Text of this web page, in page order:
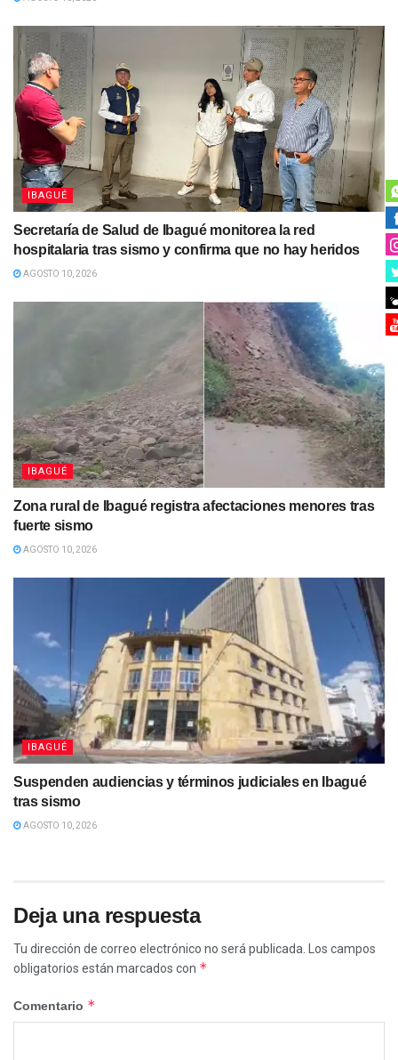
IBAGUÉ
Secretaría de Salud de Ibagué monitorea la red
hospitalaria tras sismo y confirma que no hay heridos
AGOSTO 10, 2026
IBAGUÉ
Zona rural de Ibagué registra afectaciones menores tras
fuerte sismo
AGOSTO 10, 2026
IBAGUÉ
Suspenden audiencias y términos judiciales en Ibagué
tras sismo
AGOSTO 10, 2026
Deja una respuesta
Tu dirección de correo electrónico no será publicada. Los campos
obligatorios están marcados con *
Comentario *